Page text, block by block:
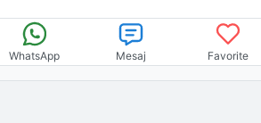
WhatsApp Mesaj Favorite